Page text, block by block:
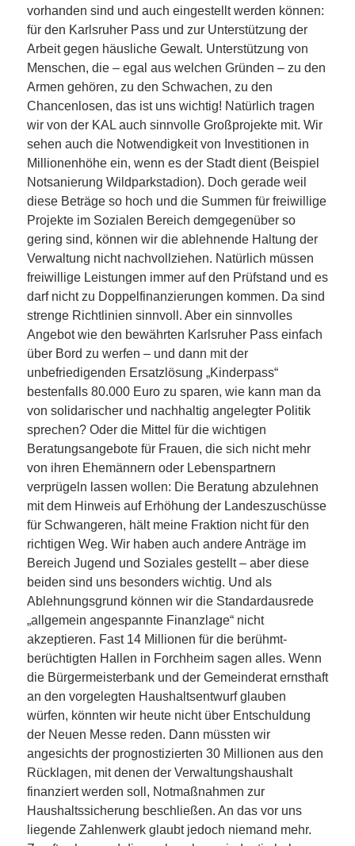
vorhanden sind und auch eingestellt werden können:
für den Karlsruher Pass und zur Unterstützung der
Arbeit gegen häusliche Gewalt. Unterstützung von
Menschen, die – egal aus welchen Gründen – zu den
Armen gehören, zu den Schwachen, zu den
Chancenlosen, das ist uns wichtig! Natürlich tragen
wir von der KAL auch sinnvolle Großprojekte mit. Wir
sehen auch die Notwendigkeit von Investitionen in
Millionenhöhe ein, wenn es der Stadt dient (Beispiel
Notsanierung Wildparkstadion). Doch gerade weil
diese Beträge so hoch und die Summen für freiwillige
Projekte im Sozialen Bereich demgegenüber so
gering sind, können wir die ablehnende Haltung der
Verwaltung nicht nachvollziehen. Natürlich müssen
freiwillige Leistungen immer auf den Prüfstand und es
darf nicht zu Doppelfinanzierungen kommen. Da sind
strenge Richtlinien sinnvoll. Aber ein sinnvolles
Angebot wie den bewährten Karlsruher Pass einfach
über Bord zu werfen – und dann mit der
unbefriedigenden Ersatzlösung „Kinderpass“
bestenfalls 80.000 Euro zu sparen, wie kann man da
von solidarischer und nachhaltig angelegter Politik
sprechen? Oder die Mittel für die wichtigen
Beratungsangebote für Frauen, die sich nicht mehr
von ihren Ehemännern oder Lebenspartnern
verprügeln lassen wollen: Die Beratung abzulehnen
mit dem Hinweis auf Erhöhung der Landeszuschüsse
für Schwangeren, hält meine Fraktion nicht für den
richtigen Weg. Wir haben auch andere Anträge im
Bereich Jugend und Soziales gestellt – aber diese
beiden sind uns besonders wichtig. Und als
Ablehnungsgrund können wir die Standardausrede
„allgemein angespannte Finanzlage“ nicht
akzeptieren. Fast 14 Millionen für die berühmt-
berüchtigten Hallen in Forchheim sagen alles. Wenn
die Bürgermeisterbank und der Gemeinderat ernsthaft
an den vorgelegten Haushaltsentwurf glauben
würfen, könnten wir heute nicht über Entschuldung
der Neuen Messe reden. Dann müssten wir
angesichts der prognostizierten 30 Millionen aus den
Rücklagen, mit denen der Verwaltungshaushalt
finanziert werden soll, Notmaßnahmen zur
Haushaltssicherung beschließen. An das vor uns
liegende Zahlenwerk glaubt jedoch niemand mehr.